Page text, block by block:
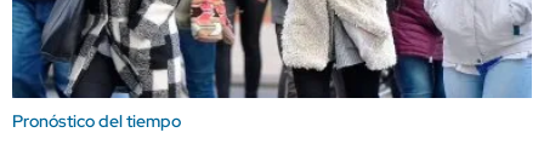
Pronóstico del tiempo